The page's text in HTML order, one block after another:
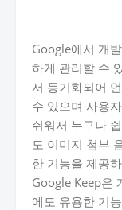
Google에서 개
하게 관리할 수
서 동기화되어
수 있으며 사용
쉬워서 누구나
도 이미지 첨부
한 기능을 제공
Google Keep은
에도 유용한 기